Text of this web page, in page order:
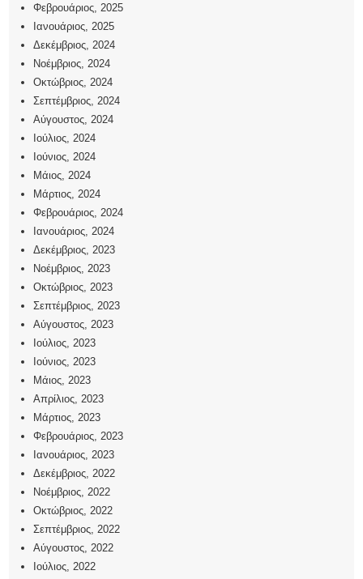
Φεβρουάριος, 2025
Ιανουάριος, 2025
Δεκέμβριος, 2024
Νοέμβριος, 2024
Οκτώβριος, 2024
Σεπτέμβριος, 2024
Αύγουστος, 2024
Ιούλιος, 2024
Ιούνιος, 2024
Μάιος, 2024
Μάρτιος, 2024
Φεβρουάριος, 2024
Ιανουάριος, 2024
Δεκέμβριος, 2023
Νοέμβριος, 2023
Οκτώβριος, 2023
Σεπτέμβριος, 2023
Αύγουστος, 2023
Ιούλιος, 2023
Ιούνιος, 2023
Μάιος, 2023
Απρίλιος, 2023
Μάρτιος, 2023
Φεβρουάριος, 2023
Ιανουάριος, 2023
Δεκέμβριος, 2022
Νοέμβριος, 2022
Οκτώβριος, 2022
Σεπτέμβριος, 2022
Αύγουστος, 2022
Ιούλιος, 2022